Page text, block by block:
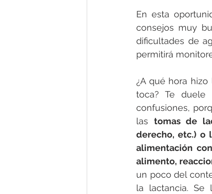
En esta
consejos muy
dificultades de
permitirá
¿A qué hora
toca? Te duele
confusiones,
las tomas de
derecho, etc.) o
alimentación
alimento,
un poco del
la lactancia. Se